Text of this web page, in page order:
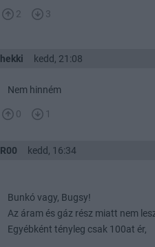
2 3
hekki kedd, 21:08
Nem hinném
0 1
R00 kedd, 16:34
Bunkó vagy, Bugsy!
Az áram és gáz rész miatt nem
Egyébként tényleg csak 100at ér,